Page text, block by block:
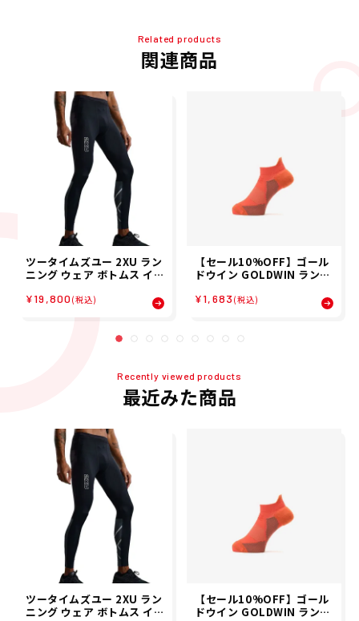
Related products
関連商品
ツータイムズユー 2XU ラン
ニング ウェア ボトムス イン
ト スピード リアクト コンプ
レッション タイツ Light S
peed React Compressi
on Tights MA7049B-BLK
¥19,800 (税込)
【セール10%OFF】ゴール
ドウイン GOLDWIN ランニ
サポート ショート ソックス
C3fit A/S SHORT SOCKS
ース ユニセックス
¥1,683 (税込)
Recently viewed products
最近みた商品
ツータイムズユー 2XU ラン
ニング ウェア ボトムス イン
【セール10%OFF】ゴール
ドウイン GOLDWIN ランニ